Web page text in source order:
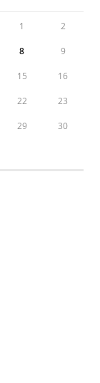
1 2
8 9
15 16
22 23
29 30